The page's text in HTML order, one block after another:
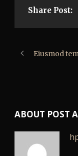
Share Post:
Eiusmod
ABOUT POST